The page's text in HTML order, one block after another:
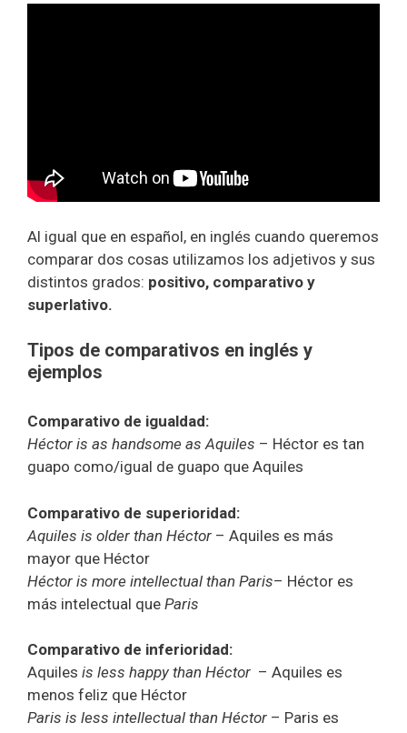
Al igual que en español, en inglés cuando queremos
comparar dos cosas utilizamos los adjetivos y sus
distintos grados: positivo, comparativo y
superlativo.
Tipos de comparativos en inglés y
ejemplos
Comparativo de igualdad:
Héctor is as handsome as Aquiles – Héctor es tan
guapo como/igual de guapo que Aquiles
Comparativo de superioridad:
Aquiles is older than Héctor – Aquiles es más
mayor que Héctor
Héctor is more intellectual than Paris– Héctor es
más intelectual que Paris
Comparativo de inferioridad:
Aquiles is less happy than Héctor – Aquiles es
menos feliz que Héctor
Paris is less intellectual than Héctor – Paris es